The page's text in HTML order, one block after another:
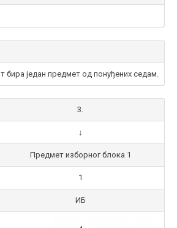
бира један предмет од понуђених седам.
3.
↓
Предмет изборног блока 1
1
ИБ